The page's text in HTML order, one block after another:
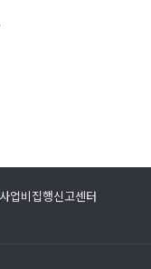
사업비집행신고센터